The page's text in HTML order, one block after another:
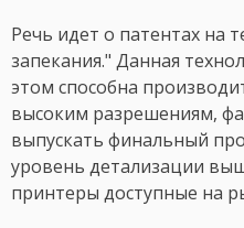
Речь идет о патентах на
запекания." Данная
этом способна
высоким разрешениям,
выпускать финальный
уровень детализации
принтеры доступные на